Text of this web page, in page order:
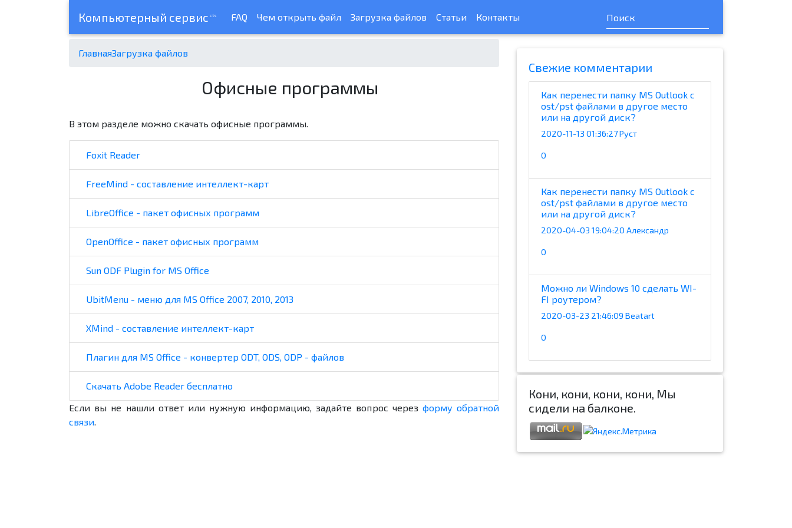
Компьютерный сервис cts FAQ Чем открыть файл Загрузка файлов Статьи Контакты
ГлавнаяЗагрузка файлов
Офисные программы
В этом разделе можно скачать офисные программы.
Foxit Reader
FreeMind - составление интеллект-карт
LibreOffice - пакет офисных программ
OpenOffice - пакет офисных программ
Sun ODF Plugin for MS Office
UbitMenu - меню для MS Office 2007, 2010, 2013
XMind - составление интеллект-карт
Плагин для MS Office - конвертер ODT, ODS, ODP - файлов
Скачать Adobe Reader бесплатно
Если вы не нашли ответ или нужную информацию, задайте вопрос через форму обратной
связи.
Cвежие комментарии
Как перенести папку MS Outlook с
ost/pst файлами в другое место
или на другой диск?
2020-11-13 01:36:27 Руст
0
Как перенести папку MS Outlook с
ost/pst файлами в другое место
или на другой диск?
2020-04-03 19:04:20 Александр
0
Можно ли Windows 10 сделать WI-
FI роутером?
2020-03-23 21:46:09 Beatart
0
Кони, кони, кони, кони, Мы
сидели на балконе.